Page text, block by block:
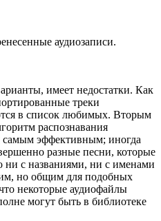
аудиозаписи.
имеет недостатки. Как
треки
в список любимых. Вторым
распознавания
самым эффективным; иногда
разные песни, которые
ни с названиями, ни с именами
но общим для подобных
некоторые аудиофайлы
могут быть в библиотеке